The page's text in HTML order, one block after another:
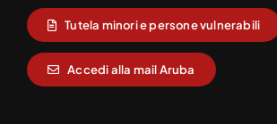
Tutela minori e persone vulnerabili
Accedi alla mail Aruba